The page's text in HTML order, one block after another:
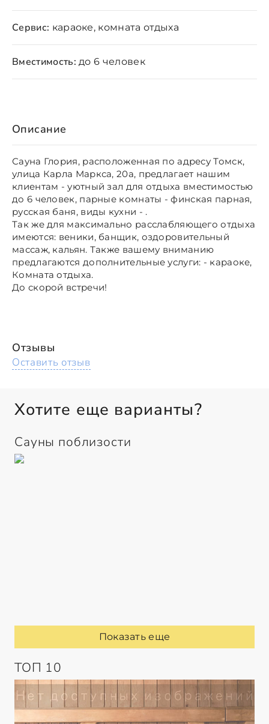
Описание
Сауна Глория, расположенная по адресу Томск,
улица Карла Маркса, 20а, предлагает нашим
клиентам - уютный зал для отдыха вместимостью
до 6 человек, парные комнаты - финская парная,
русская баня, виды кухни - .
Так же для максимально расслабляющего отдыха
имеются: веники, банщик, оздоровительный
массаж, кальян. Также вашему вниманию
предлагаются дополнительные услуги: - караоке,
Комната отдыха.
До скорой встречи!
Сервис: караоке, комната отдыха
Вместимость: до 6 человек
Отзывы
Оставить отзыв
Хотите еще варианты?
Сауны поблизости
Показать еще
ТОП 10